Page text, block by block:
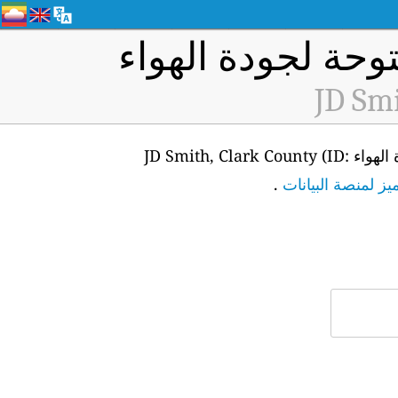
لجودة الهواء
JD
من أجل الوصول إلى واجهة برمجة التطبيقات للبيانات في الوقت الفعلي لمحطة مراقبة جودة الهواء JD Smith, Clark County (ID:
لمنصة البيانات .